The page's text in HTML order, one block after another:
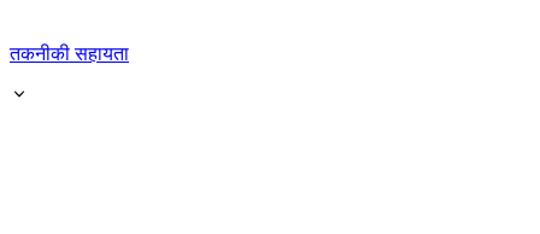
तकनीकी सहायता